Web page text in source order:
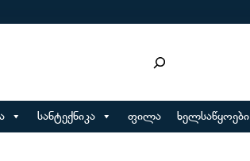
სანტექნიკა ფილა ხელსაწყოები